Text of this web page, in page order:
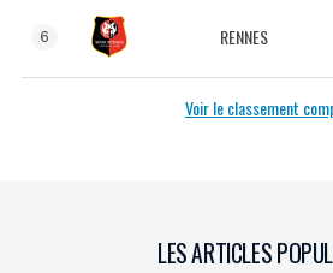
6 RENNES
Voir le classement
LES ARTICLES